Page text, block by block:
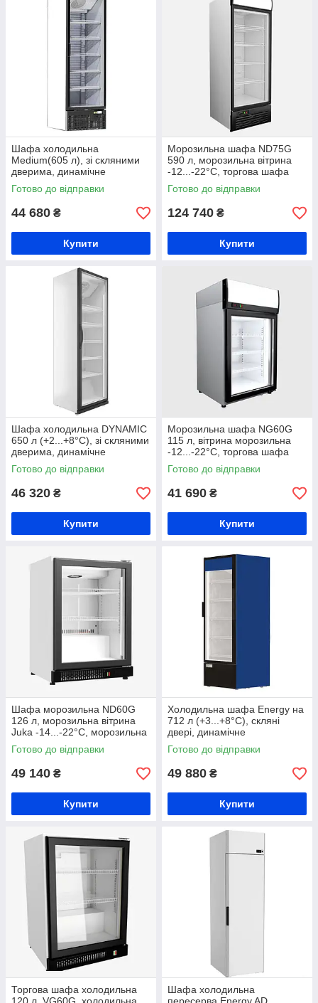
Шафа холодильна
Medium(605 л), зі скляними
дверима, динамічне
охолодження
Готово до відправки
44 680 ₴
Купити
Морозильна шафа ND75G
590 л, морозильна вітрина
-12...-22°C, торгова шафа
морозильна, шафа для
м'яса, торгова шафа
Готово до відправки
124 740 ₴
Купити
Шафа холодильна DYNAMIC
650 л (+2...+8°С), зі скляними
дверима, динамічне
охолодження, торгова
холодильна шафа
Готово до відправки
46 320 ₴
Купити
Морозильна шафа NG60G
115 л, вітрина морозильна
-12...-22°C, торгова шафа
морозильна, морозилка для
м'яса, морозильна камера
Готово до відправки
41 690 ₴
Купити
Шафа морозильна ND60G
126 л, морозильна вітрина
Juka -14...-22°C, морозильна
шафа торгова, шафа для
м'яса, торгова морозилка
Готово до відправки
49 140 ₴
Купити
Холодильна шафа Energy на
712 л (+3...+8°С), скляні
двері, динамічне
холодження, холодильна
шафа для напоїв,
Готово до відправки
49 880 ₴
Купити
Торгова шафа холодильна
Шафа холодильна